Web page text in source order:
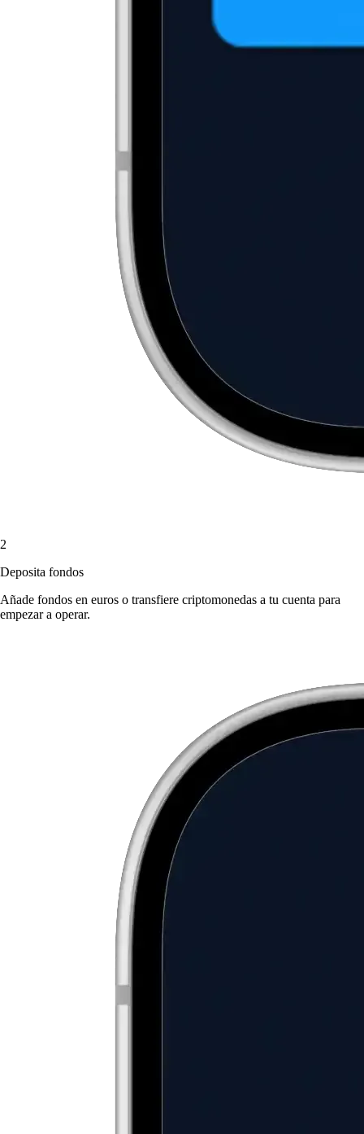
2
Deposita fondos
Añade fondos en euros o transfiere criptomonedas a tu cuenta para
empezar a operar.